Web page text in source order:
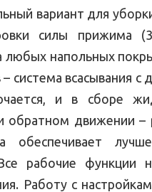
вариант для
силы прижима
любых напольных
система всасывания
и в сборе
обратном движении –
обеспечивает
рабочие функции
Работу с